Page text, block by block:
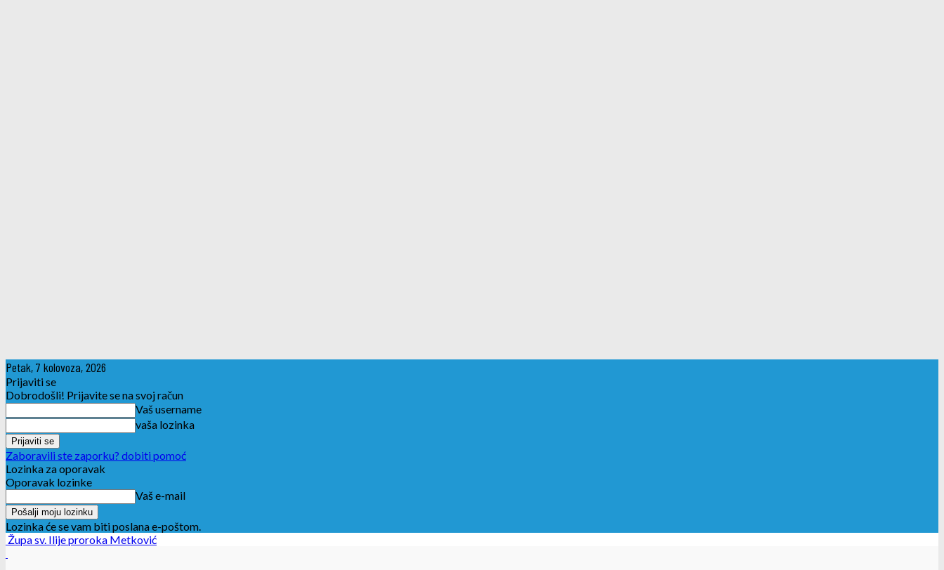
Petak, 7 kolovoza, 2026
Prijaviti se
Dobrodošli! Prijavite se na svoj račun
Vaš username
vaša lozinka
Zaboravili ste zaporku? dobiti pomoć
Lozinka za oporavak
Oporavak lozinke
Vaš e-mail
Lozinka će se vam biti poslana e-poštom.
Župa sv. Ilije proroka Metković